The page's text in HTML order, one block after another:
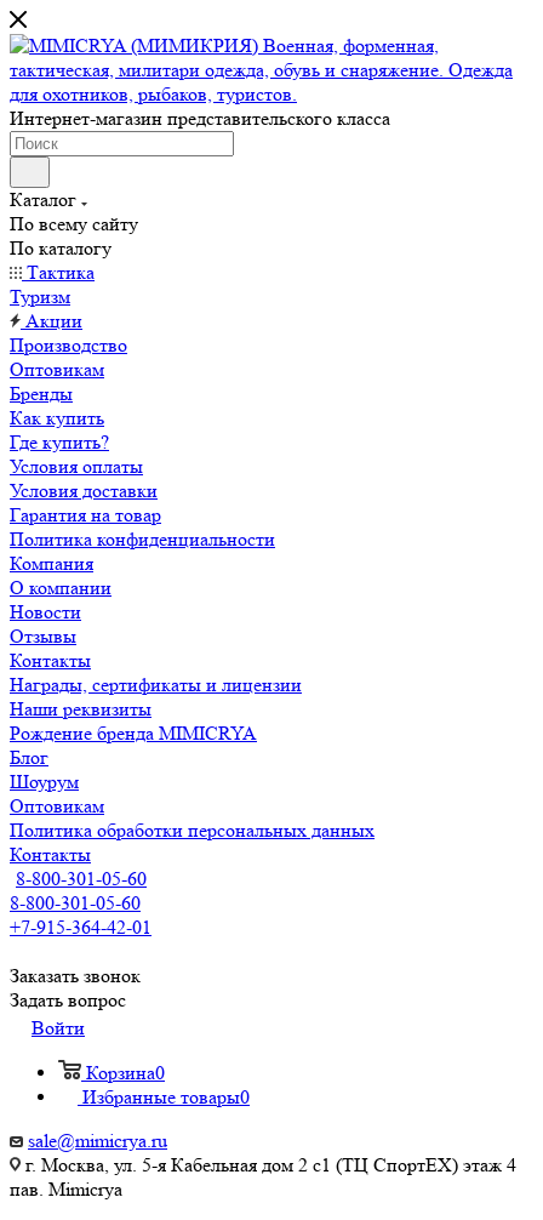
Интернет-магазин представительского класса
Каталог
По всему сайту
По каталогу
Тактика
Туризм
Акции
Производство
Оптовикам
Бренды
Как купить
Где купить?
Условия оплаты
Условия доставки
Гарантия на товар
Политика конфиденциальности
Компания
О компании
Новости
Отзывы
Контакты
Награды, сертификаты и лицензии
Наши реквизиты
Рождение бренда MIMICRYA
Блог
Шоурум
Оптовикам
Политика обработки персональных данных
Контакты
8-800-301-05-60
8-800-301-05-60
+7-915-364-42-01
Заказать звонок
Задать вопрос
Войти
Корзина0
Избранные товары0
sale@mimicrya.ru
г. Москва, ул. 5-я Кабельная дом 2 с1 (ТЦ СпортEX) этаж 4
пав. Mimicrya